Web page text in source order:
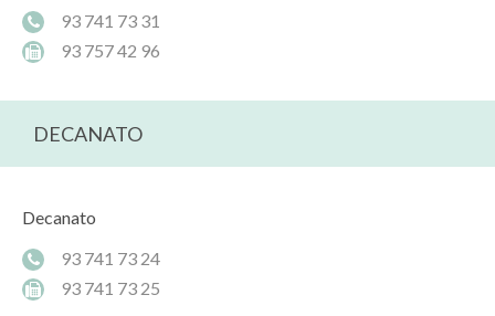
93 741 73 31
93 757 42 96
DECANATO
Decanato
93 741 73 24
93 741 73 25